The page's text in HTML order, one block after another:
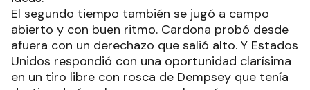
El segundo tiempo también se jugó a campo
abierto y con buen ritmo. Cardona probó desde
afuera con un derechazo que salió alto. Y Estados
Unidos respondió con una oportunidad clarísima
en un tiro libre con rosca de Dempsey que tenía